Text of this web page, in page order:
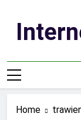
content
Home